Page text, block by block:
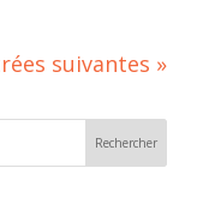
suivantes »